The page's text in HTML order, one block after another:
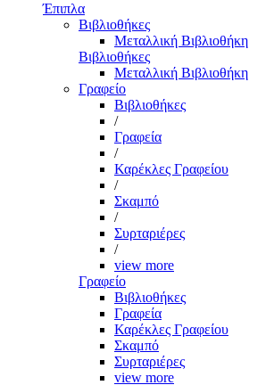
Έπιπλα
Βιβλιοθήκες
Μεταλλική Βιβλιοθήκη
Βιβλιοθήκες
Μεταλλική Βιβλιοθήκη
Γραφείο
Βιβλιοθήκες
/
Γραφεία
/
Καρέκλες Γραφείου
/
Σκαμπό
/
Συρταριέρες
/
view more
Γραφείο
Βιβλιοθήκες
Γραφεία
Καρέκλες Γραφείου
Σκαμπό
Συρταριέρες
view more